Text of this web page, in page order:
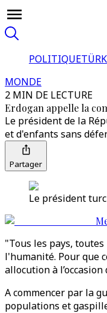
POLITIQUE
MONDE
2 MIN DE LECTURE
Erdogan appelle la
Le président de la
et d'enfants sans
Partager
Le président
"Tous les pays,
l'humanité. Pour que
allocution à l’occasion
A commencer par la
populations et